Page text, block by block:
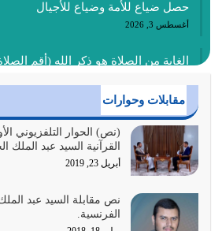
حصل ضياع للأمة وضياع للأجيال
أغسطس 3, 2026
الغاية من الصلاة هو ذكر الله (أقم
أغسطس 2, 2026
السبب الرئيسي لشقاء الأمة الابتعاد
لحدود الله بالإضافات للدين
أغسطس 1, 2026
أبرز أسباب الشقاء هو الإعراض عن
المتمثل في القرآن الكريم
مقابلات وحوارات
(نص) الحوار التلفزيوني
القرآنية السيد عبد
أبريل 23, 2019
نص مقابلة السيد عبد
الفرنسية.